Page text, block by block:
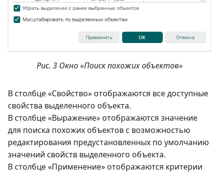
Рис. 3 Окно «Поиск похожих объектов»
В столбце «Свойство» отображаются все доступные
свойства выделенного объекта.
В столбце «Выражение» отображаются значение
для поиска похожих объектов с возможностью
редактирования предустановленных по умолчанию
значений свойств выделенного объекта.
В столбце «Применение» отображаются критерии